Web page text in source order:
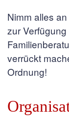
Nimm alles
zur
verrückt
Ordnung!